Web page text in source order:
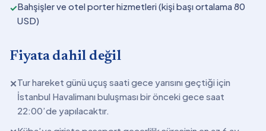
✓Bahşişler ve otel porter hizmetleri (kişi başı ortalama 80
USD)
Fiyata dahil değil
✕Tur hareket günü uçuş saati gece yarısını geçtiği için
İstanbul Havalimanı buluşması bir önceki gece saat
22:00’de yapılacaktır.